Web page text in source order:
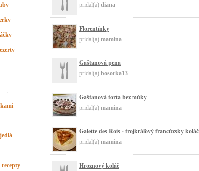
recepty
pridal(a) diana
Florentínky
pridal(a) mamina
Gaštanová pena
pridal(a) bosorka13
Gaštanová torta bez múky
pridal(a) mamina
Galette des Rois - trojkráľový francúzsky koláč
pridal(a) mamina
Hroznový koláč